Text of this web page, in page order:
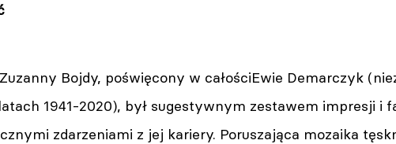
Zuzanny Bojdy, poświęcony w całościEwie Demarczyk
1941-2020), był sugestywnym zestawem impresji i
zdarzeniami z jej kariery. Poruszająca mozaika